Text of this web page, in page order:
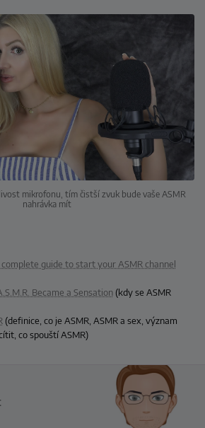
mikrofonu, tím čistší zvuk bude vaše ASMR
nahrávka mít
guide to start your ASMR channel
Became a Sensation(kdy se ASMR
(definice, co je ASMR, ASMR a sex, význam
co spouští ASMR)